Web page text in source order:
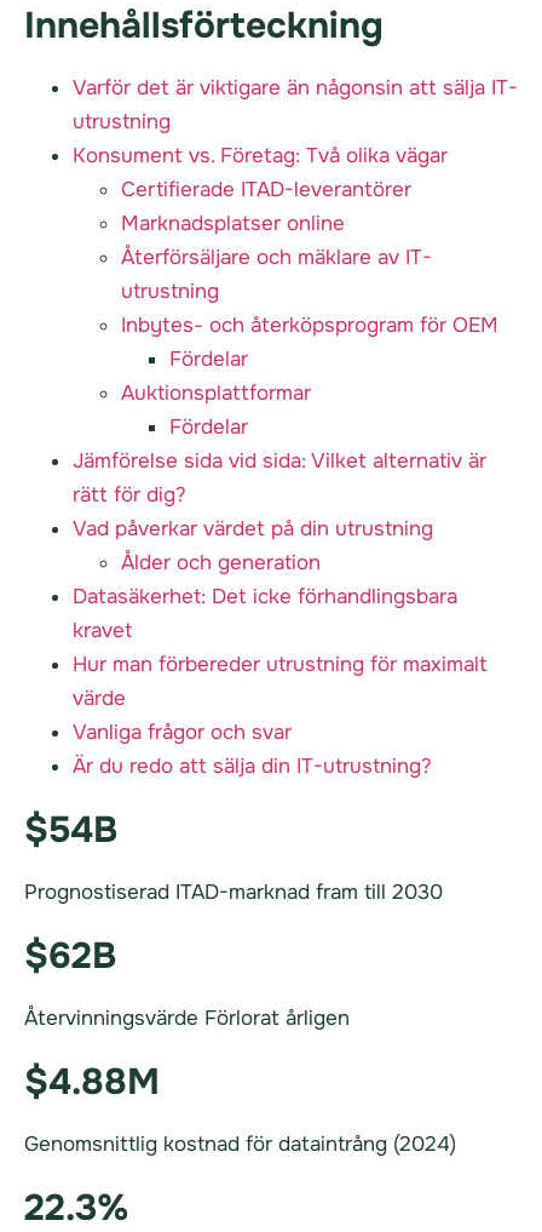
Innehållsförteckning
Varför det är viktigare än någonsin att sälja IT-
utrustning
Konsument vs. Företag: Två olika vägar
Certifierade ITAD-leverantörer
Marknadsplatser online
Återförsäljare och mäklare av IT-
utrustning
Inbytes- och återköpsprogram för OEM
Fördelar
Auktionsplattformar
Fördelar
Jämförelse sida vid sida: Vilket alternativ är
rätt för dig?
Vad påverkar värdet på din utrustning
Ålder och generation
Datasäkerhet: Det icke förhandlingsbara
kravet
Hur man förbereder utrustning för maximalt
värde
Vanliga frågor och svar
Är du redo att sälja din IT-utrustning?
$54B
Prognostiserad ITAD-marknad fram till 2030
$62B
Återvinningsvärde Förlorat årligen
$4.88M
Genomsnittlig kostnad för dataintrång (2024)
22.3%